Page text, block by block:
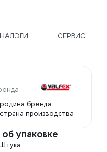
СЕРВИС
бренда
производства
упаковке